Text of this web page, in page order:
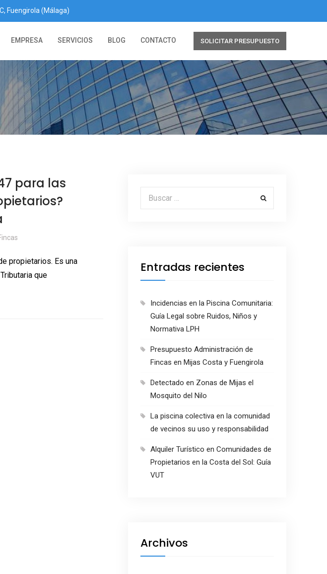
Fuengirola (Málaga)
SOLICITAR PRESUPUESTO
EMPRESA SERVICIOS BLOG CONTACTO
para las
propietarios. Es una
que
Buscar por:
Entradas recientes
Incidencias en la Piscina Comunitaria:
Guía Legal sobre Ruidos, Niños y
Normativa LPH
Presupuesto Administración de
Fincas en Mijas Costa y Fuengirola
Detectado en Zonas de Mijas el
Mosquito del Nilo
La piscina colectiva en la comunidad
de vecinos su uso y responsabilidad
Alquiler Turístico en Comunidades de
Propietarios en la Costa del Sol: Guía
VUT
Archivos